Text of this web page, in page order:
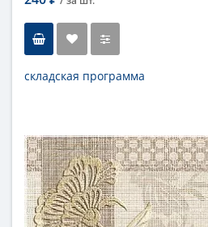
складская программа
Высота
3,5 см
Цвет
бежевый,светлый
Страна
Россия
Поверхность
матовая
Коллекция
Azori